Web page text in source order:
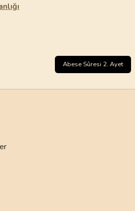
Abese Sûresi 2. Ayet